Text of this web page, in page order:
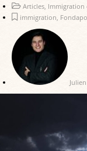
Articles Immigration
immigration